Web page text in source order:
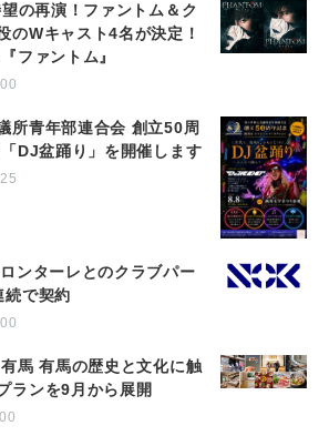
の再演！ファントム＆ク
のWキャスト4名が決定！
ファントム』
所青年部連合会 創立50周
DJ盆踊り」を開催します
ンターレとのクラブパー
続で契約
馬 有馬の歴史と文化に触
ランを9月から展開